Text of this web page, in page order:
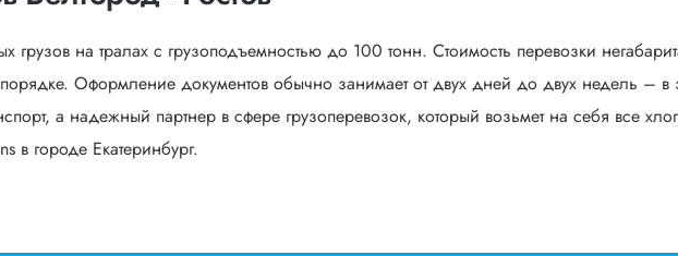
грузов на тралах с грузоподъемностью до 100 тонн. Стоимость перевозки
Оформление документов обычно занимает от двух дней до двух недель – в
а надежный партнер в сфере грузоперевозок, который возьмет на себя все
в городе Екатеринбург.